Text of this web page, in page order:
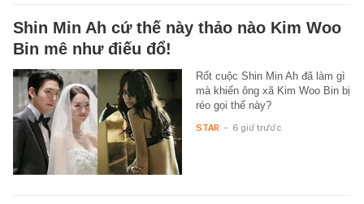
Shin Min Ah cứ thế này thảo nào Kim Woo
Bin mê như điếu đổ!
Rốt cuộc Shin Min Ah đã làm gì
mà khiến ông xã Kim Woo Bin bị
réo gọi thế này?
STAR - 6 giờ trước